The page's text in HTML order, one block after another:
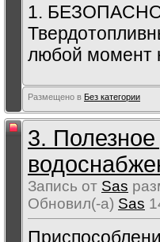
1.
любой момент
Размещено в Без категории
3.
Запись от Sas
Обновил(-а) Sas